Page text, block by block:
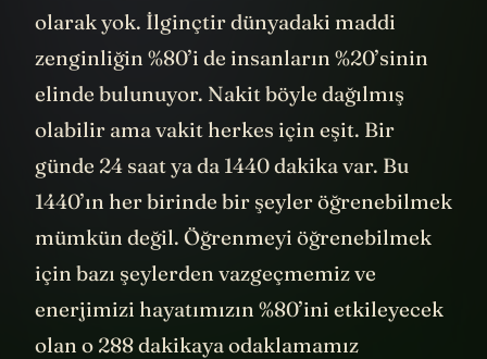
olarak yok. İlginçtir dünyadaki maddi
zenginliğin %80’i de insanların %20’sinin
elinde bulunuyor. Nakit böyle dağılmış
olabilir ama vakit herkes için eşit. Bir
günde 24 saat ya da 1440 dakika var. Bu
1440’ın her birinde bir şeyler öğrenebilmek
mümkün değil. Öğrenmeyi öğrenebilmek
için bazı şeylerden vazgeçmemiz ve
enerjimizi hayatımızın %80’ini etkileyecek
olan o 288 dakikaya odaklamamız